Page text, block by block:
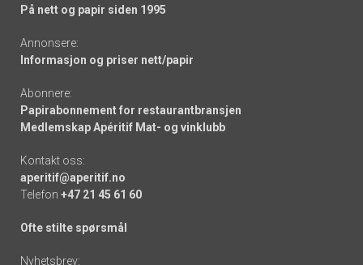
På nett og papir siden 1995
Annonsere:
Informasjon og priser nett/papir
Abonnere:
Papirabonnement for restaurantbransjen
Medlemskap Apéritif Mat- og vinklubb
Kontakt oss:
aperitif@aperitif.no
Telefon +47 21 45 61 60
Ofte stilte spørsmål
Nyhetsbrev: